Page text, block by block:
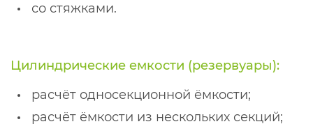
со стяжками.
Цилиндрические емкости (резервуары):
расчёт односекционной ёмкости;
расчёт ёмкости из нескольких секций;